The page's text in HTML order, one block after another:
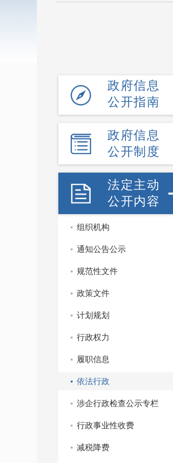
政府信息
公开指南
政府信息
公开制度
法定主动
公开内容
组织机构
通知公告公示
规范性文件
政策文件
计划规划
行政权力
履职信息
依法行政
涉企行政检查公示专栏
行政事业性收费
减税降费